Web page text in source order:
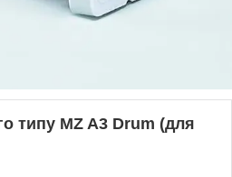
типу MZ A3 Drum (для